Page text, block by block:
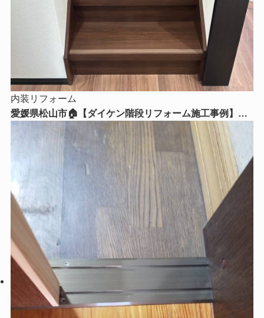
内装リフォーム
愛媛県松山市🏠【ダイケン階段リフォーム施工事例】毎
日使う階段を美しく、安全で快適な空間へ